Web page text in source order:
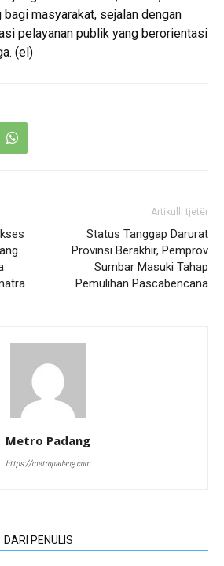
masyarakat, sejalan dengan
pelayanan publik yang berorientasi
(el)
Artikulli tjetër
Status Tanggap Darurat
Provinsi Berakhir, Pemprov
Sumbar Masuki Tahap
Pemulihan Pascabencana
Metro Padang
https://metropadang.com
DARI PENULIS